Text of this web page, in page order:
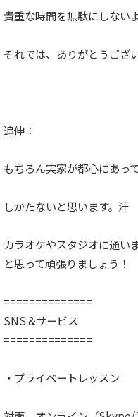
貴重な時間を無駄にしない
それでは、ありがとうござ
追伸：
もちろん実家が都心にあっ
しかたないと思います。汗
カラオケやスタジオに通い
と思って頑張りましょう！
==============
SNS &サービス
==============
・プライベートレッスン